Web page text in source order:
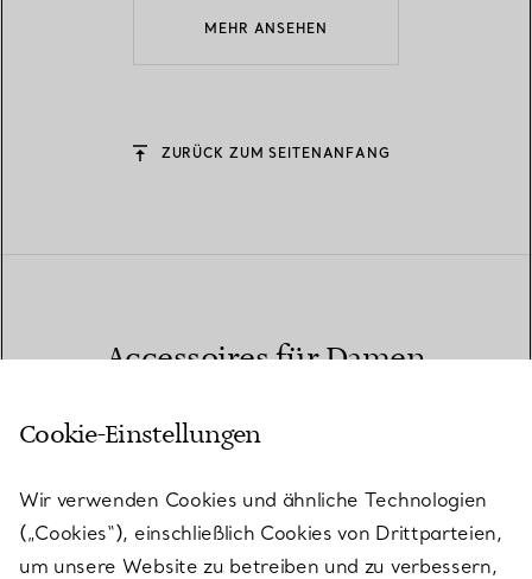
MEHR ANSEHEN
ZURÜCK ZUM SEITENANFANG
Accessoires für Damen
Die Tiffany Kollektion von Luxus-Accessoires für Damen ist ein
Paradebeispiel für unseren innovativen Design-Ansatz und
Ledertaschen, Crossbody-Taschen, Münzportemonnaies und
Geldbörsen mit verspielten Details und ikonischen, von Schmuck
inspirierten Motiven. Ergänzen Sie Ihr Outfit oder Ihre
Handtasche mit einem eleganten Schal. Entdecken Sie
Cookie-Einstellungen
Wir verwenden Cookies und ähnliche Technologien
(„Cookies“), einschließlich Cookies von Drittparteien,
um unsere Website zu betreiben und zu verbessern,